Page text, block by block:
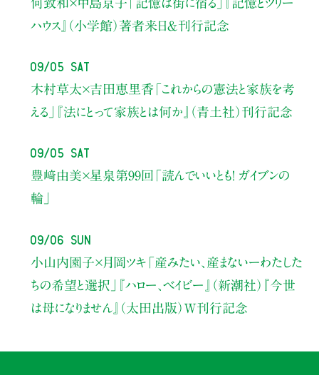
ハウス』（小学館）著者来日＆刊行記念
09/05 Sat
木村草太×吉田恵里香 「これからの憲法と家族を考
える」
『法にとって家族とは何か』（青土社）刊行記念
09/05 Sat
豊﨑由美×星泉 第99回「読んでいいとも！ ガイブンの
輪」
09/06 Sun
小山内園子×月岡ツキ 「産みたい、産まないーわたした
ちの希望と選択」
『ハロー、ベイビー』（新潮社） 『今世
は母になりません』（太田出版）W刊行記念